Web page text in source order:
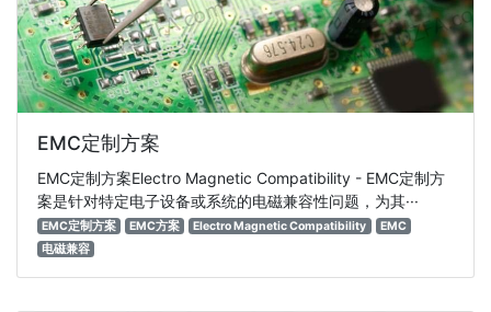
EMC定制方案
EMC定制方案Electro Magnetic Compatibility - EMC定制方
案是针对特定电子设备或系统的电磁兼容性问题，为其···
EMC定制方案 EMC方案 Electro Magnetic Compatibility
EMC
电磁兼容